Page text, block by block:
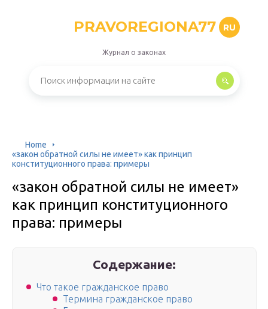
PRAVOREGIONA77 RU
Журнал о законах
Home
«закон обратной силы не имеет» как принцип
конституционного права: примеры
«закон обратной силы не имеет»
как принцип конституционного
права: примеры
Содержание:
Что такое гражданское право
Термина гражданское право